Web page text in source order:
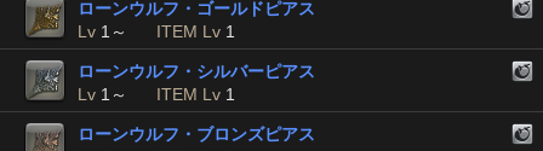
ローンウルフ・ゴールドピアス
Lv 1～ ITEM Lv 1
ローンウルフ・シルバーピアス
Lv 1～ ITEM Lv 1
ローンウルフ・ブロンズピアス